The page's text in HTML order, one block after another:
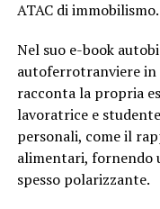
ATAC di immobilismo.
Nel suo e-book
autoferrotranviere in
racconta la propria
lavoratrice e
personali, come il
alimentari, fornendo
spesso polarizzante.